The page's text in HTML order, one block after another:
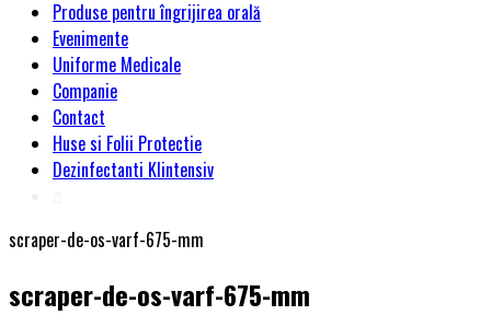
Produse pentru îngrijirea orală
Evenimente
Uniforme Medicale
Companie
Contact
Huse si Folii Protectie
Dezinfectanti Klintensiv
scraper-de-os-varf-675-mm
scraper-de-os-varf-675-mm